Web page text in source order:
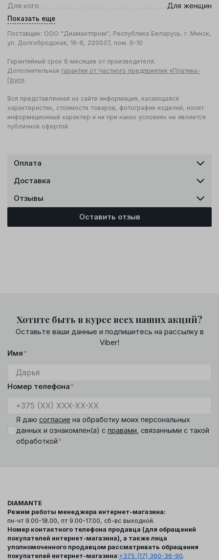
Для кого
Для женщин
Показать еще
Поставщик: ООО "Диамантпром", Республика Беларусь, г. Минск,
ул. Долгобродская, 16-6, 220037, пом. 6-10
Гарантийный срок 6 месяцев от производителя.
Дополнительная гарантия от Частного предприятия «Платина-
Груп».
Вся представленная на сайте информация, касающаяся
характеристик, стоимости товаров, фотографии изделий, носит
информационный характер и ни при каких условиях не является
публичной офертой.
Оплата
Доставка
Отзывы
Оставить отзыв
Хотите быть в курсе всех наших акций?
Оставьте ваши данные и подпишитесь на рассылку в
Viber!
Имя*
Номер телефона*
Я даю согласие на обработку моих персональных
данных и ознакомлен(а) с правами , связанными с такой
обработкой*
DIAMANTE
Режим работы менеджера интернет-магазина:
пн-чт 9.00-18.00, пт 9.00-17.00, сб-вс выходной.
Номер контактного телефона продавца (для обращений
покупателей интернет-магазина), а также лица
уполномоченного продавцом рассматривать обращения
покупателей интернет-магазина:+375 (17) 360-36-90.